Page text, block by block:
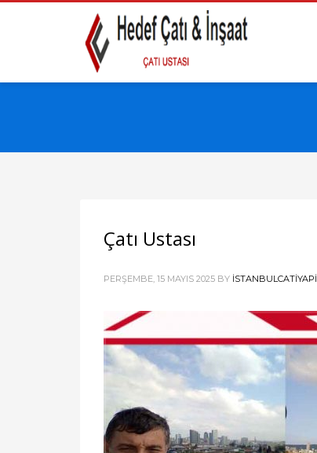
Çatı Ustası
PERŞEMBE, 15 MAYIS 2025 BY ISTANBULCATIYAPI